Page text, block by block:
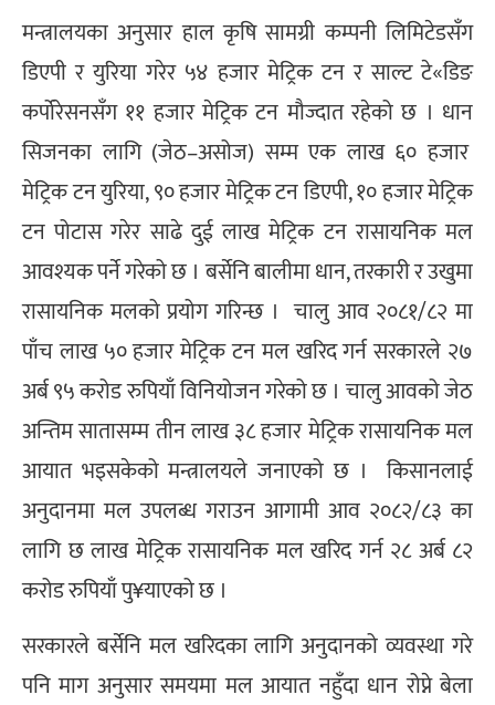
मन्त्रालयका अनुसार हाल कृषि सामग्री कम्पनी लिमिटेडसँग
डिएपी र युरिया गरेर ५४ हजार मेट्रिक टन र साल्ट टे«डिङ
कर्पोरेसनसँग ११ हजार मेट्रिक टन मौज्दात रहेको छ । धान
सिजनका लागि (जेठ–असोज) सम्म एक लाख ६० हजार
मेट्रिक टन युरिया, ९० हजार मेट्रिक टन डिएपी, १० हजार मेट्रिक
टन पोटास गरेर साढे दुई लाख मेट्रिक टन रासायनिक मल
आवश्यक पर्ने गरेको छ । बर्सेनि बालीमा धान, तरकारी र उखुमा
रासायनिक मलको प्रयोग गरिन्छ । चालु आव २०८१/८२ मा
पाँच लाख ५० हजार मेट्रिक टन मल खरिद गर्न सरकारले २७
अर्ब ९५ करोड रुपियाँ विनियोजन गरेको छ । चालु आवको जेठ
अन्तिम सातासम्म तीन लाख ३८ हजार मेट्रिक रासायनिक मल
आयात भइसकेको मन्त्रालयले जनाएको छ । किसानलाई
अनुदानमा मल उपलब्ध गराउन आगामी आव २०८२/८३ का
लागि छ लाख मेट्रिक रासायनिक मल खरिद गर्न २८ अर्ब ८२
करोड रुपियाँ पु¥याएको छ ।
सरकारले बर्सेनि मल खरिदका लागि अनुदानको व्यवस्था गरे
पनि माग अनुसार समयमा मल आयात नहुँदा धान रोप्ने बेला